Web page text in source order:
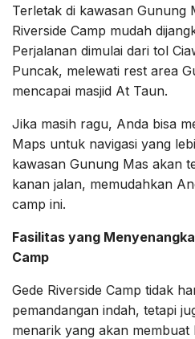
Terletak di kawasan Gunung
Riverside Camp mudah
Perjalanan dimulai dari tol
Puncak, melewati rest area
mencapai masjid At Taun.
Jika masih ragu, Anda bisa
Maps untuk navigasi yang
kawasan Gunung Mas akan
kanan jalan, memudahkan
camp ini.
Fasilitas yang
Camp
Gede Riverside Camp tidak
pemandangan indah, tetapi
menarik yang akan